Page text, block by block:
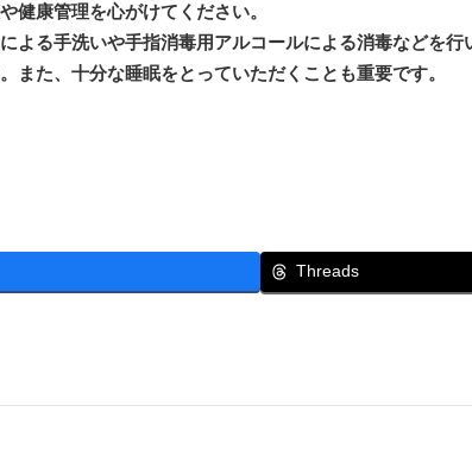
健康管理を心がけてください。
よる手洗いや手指消毒用アルコールによる消毒などを行
また、十分な睡眠をとっていただくことも重要です。
Threads